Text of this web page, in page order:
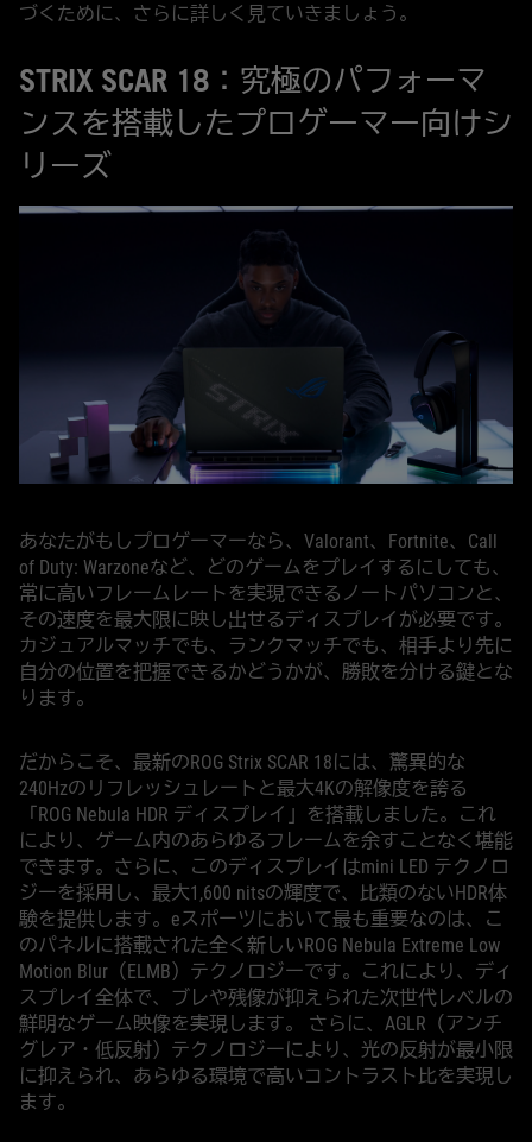
づくために、さらに詳しく見ていきましょう。
STRIX SCAR 18：究極のパフォーマ
ンスを搭載したプロゲーマー向けシ
リーズ
あなたがもしプロゲーマーなら、Valorant、Fortnite、Call
of Duty: Warzoneなど、どのゲームをプレイするにしても、
常に高いフレームレートを実現できるノートパソコンと、
その速度を最大限に映し出せるディスプレイが必要です。
カジュアルマッチでも、ランクマッチでも、相手より先に
自分の位置を把握できるかどうかが、勝敗を分ける鍵とな
ります。
だからこそ、最新のROG Strix SCAR 18には、驚異的な
240Hzのリフレッシュレートと最大4Kの解像度を誇る
「ROG Nebula HDR ディスプレイ」を搭載しました。これ
により、ゲーム内のあらゆるフレームを余すことなく堪能
できます。さらに、このディスプレイはmini LED テクノロ
ジーを採用し、最大1,600 nitsの輝度で、比類のないHDR体
験を提供します。eスポーツにおいて最も重要なのは、こ
のパネルに搭載された全く新しいROG Nebula Extreme Low
Motion Blur（ELMB）テクノロジーです。これにより、ディ
スプレイ全体で、ブレや残像が抑えられた次世代レベルの
鮮明なゲーム映像を実現します。 さらに、AGLR（アンチ
グレア・低反射）テクノロジーにより、光の反射が最小限
に抑えられ、あらゆる環境で高いコントラスト比を実現し
ます。